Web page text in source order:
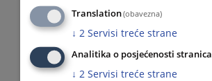
Translation(obavezna)
↓ 2 Servisi treće strane
Analitika o posjećenosti stranica
↓ 2 Servisi treće strane